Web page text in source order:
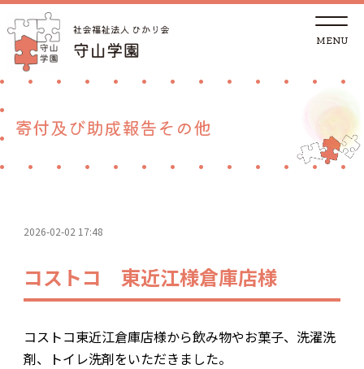
t
g
a
g
a
トップページ
児童養護施設
ご支援
採用情報
寄付及び助成報告その他
2026-02-02 17:48
コストコ 東近江様倉庫店様
コストコ東近江倉庫店様から飲み物やお菓子、洗濯洗
剤、トイレ洗剤をいただきました。